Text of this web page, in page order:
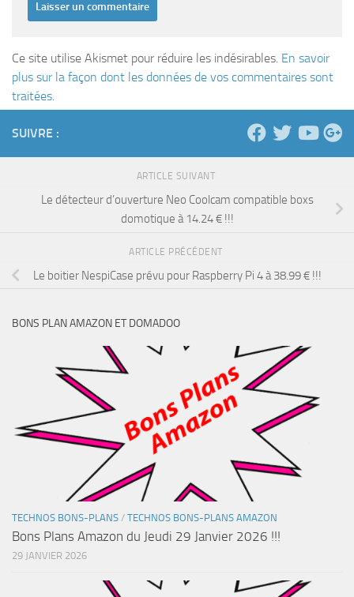
Ce site utilise Akismet pour réduire les indésirables. En savoir
plus sur la façon dont les données de vos commentaires sont
traitées.
SUIVRE :
ARTICLE SUIVANT
Le détecteur d’ouverture Neo Coolcam compatible boxs
domotique à 14.24 € !!!
ARTICLE PRÉCÉDENT
Le boitier NespiCase prévu pour Raspberry Pi 4 à 38.99 € !!!
BONS PLAN AMAZON ET DOMADOO
TECHNOS BONS-PLANS / TECHNOS BONS-PLANS AMAZON
Bons Plans Amazon du Jeudi 29 Janvier 2026 !!!
29 JANVIER 2026